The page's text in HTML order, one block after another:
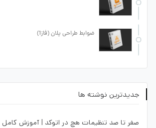
ضوابط طراحی پلان (فاز1)
جدیدترین نوشته ها
صفر تا صد تنظیمات هچ در اتوکد | آموزش کامل